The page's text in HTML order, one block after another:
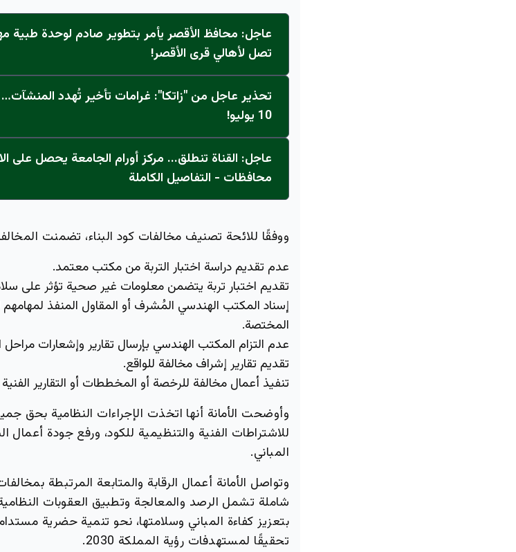
عاجل: محافظ الأقصر يأمر بتطوير صادم لوحدة طبية
تصل لأهالي قرى الأقصر!
تحذير عاجل من "زاتكا": غرامات تأخير تُهدد
10 يوليو!
محافظات - التفاصيل الكاملة
ووفقًا للائحة تصنيف مخالفات كود البناء، تضمنت
عدم تقديم دراسة اختبار التربة من مكتب معتمد.
تقديم اختبار تربة يتضمن معلومات غير صحية تؤثر على
إسناد المكتب الهندسي المُشرف أو المقاول المنفذ
المختصة.
عدم التزام المكتب الهندسي بإرسال تقارير وإشعارات مراحل
تقديم تقارير إشراف مخالفة للواقع.
تنفيذ أعمال مخالفة للرخصة أو المخططات أو التقارير
وأوضحت الأمانة أنها اتخذت الإجراءات النظامية بحق
للاشتراطات الفنية والتنظيمية للكود، ورفع جودة أعمال
المباني.
وتواصل الأمانة أعمال الرقابة والمتابعة المرتبطة
شاملة تشمل الرصد والمعالجة وتطبيق العقوبات
بتعزيز كفاءة المباني وسلامتها، نحو تنمية حضرية
تحقيقًا لمستهدفات رؤية المملكة 2030.